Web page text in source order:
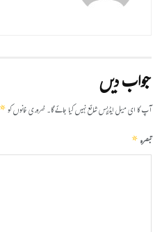
جواب دیں
آپ کا ای میل ایڈریس شائع نہیں کیا جائے گا۔ضروری خانوں کو*
تبصرہ*